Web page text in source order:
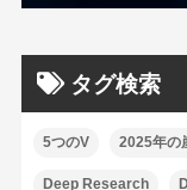
タグ検索
5つのV 2025年の
Deep Research